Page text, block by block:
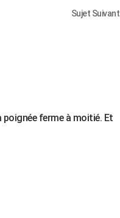
Sujet Suivant
ferme à moitié. Et